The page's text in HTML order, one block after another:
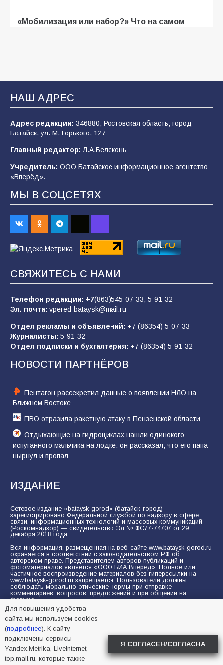
«Мобилизация или набор?» Что на самом
В Батайске продолжаются дорожные работы
101 04.08.2026
Будет ли мобилизация в России в 2026 году
после выборов: в Госдуме дали ответ
99 06.08.2026
«Слухами Москву не возьмёшь»: почему
заявления Киева о мобилизации — это
отчаяние, а не разведка
02.08.2026
В детском саду № 35 дети освоили
строительные профессии в ходе
спортивного праздника
79 07.08.2026
Морской квест в детском саду: как
воспитанники спасали Нептуна
74 01.08.2026
НАШ АДРЕС
Адрес редакции: 346880, Ростовская область, город
Батайск, ул. М. Горького, 127
Главный редактор: Л.А.Белоконь
Учредитель: ООО Батайское информационное агентство
«Вперёд».
МЫ В СОЦСЕТЯХ
СВЯЖИТЕСЬ С НАМИ
Телефон редакции: +7(863)545-07-33, 5-91-32
Эл. почта: vpered-bataysk@mail.ru
Отдел рекламы и объявлений: +7 (86354) 5-07-33
Журналисты: 5-91-32
Отдел подписки и бухгалтерия: +7 (86354) 5-91-32
НОВОСТИ ПАРТНЁРОВ
Пентагон рассекретил данные о появлении НЛО на
Ближнем Востоке
ПВО отразила ракетную атаку в Пензенской области
Отдыхающие на гидроциклах нашли одинокого
испуганного мальчика на лодке: он рассказал, что его папа
нырнул и пропал
ИЗДАНИЕ
Сетевое издание «bataysk-gorod» (батайск-город)
зарегистрировано Федеральной службой по надзору в сфере
связи, информационных технологий и массовых коммуникаций
(Роскомнадзор) — свидетельство Эл № ФС77-74707 от 29
декабря 2018 года.
Вся информация, размещенная на веб-сайте www.bataysk-gorod.ru
охраняется в соответствии с законодательством РФ об
авторском праве. Представителем авторов публикаций и
фотоматериалов является «ООО БИА Вперёд». Полное или
частичное воспроизведение материалов без гиперссылки на
www.bataysk-gorod.ru запрещается. Пользователи должны
соблюдать морально-этические нормы при отправке
комментариев, вопросов, предложений и при общении на
форуме.
Политика конфиденциальности и защиты информации
Согласие на обработку персональных данных с помощью
сервисов Yandex.Metrika, LiveInternet, top.mail.ru
© 2005-2026 БИА «ВПЕРЕД»
Для повышения удобства
сайта мы используем cookies
(подробнее). К сайту
подключены сервисы
Yandex.Metrika, LiveInternet,
top.mail.ru, которые также
Я СОГЛАСЕН/СОГЛАСНА